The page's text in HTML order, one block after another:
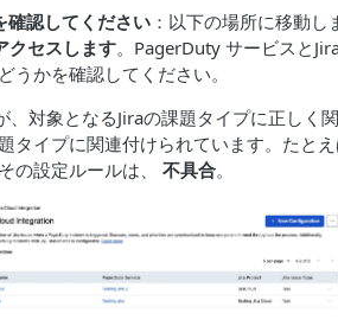
認してください ：以下の場所に移動し
クセスします。PagerDuty サービスと
うかを確認してください。
、対象となるJiraの課題タイプに正しく
タイプに関連付けられています。たと
の設定ルールは、 不具合。